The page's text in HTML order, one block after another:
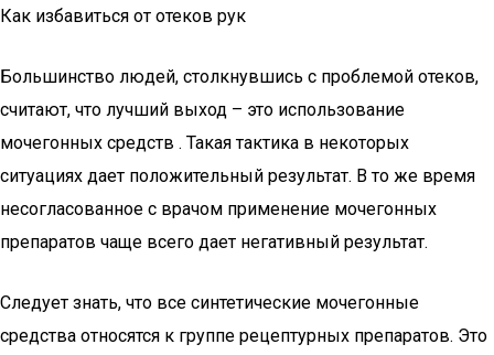
Как избавиться от отеков рук
Большинство людей, столкнувшись с проблемой отеков,
считают, что лучший выход – это использование
мочегонных средств . Такая тактика в некоторых
ситуациях дает положительный результат. В то же время
несогласованное с врачом применение мочегонных
препаратов чаще всего дает негативный результат.
Следует знать, что все синтетические мочегонные
средства относятся к группе рецептурных препаратов. Это